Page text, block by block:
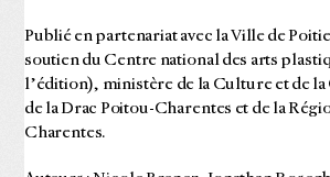
Publié en partenariat avec la Ville de
soutien du Centre national des arts
l’édition), ministère de la Culture et de
de la Drac Poitou-Charentes et de la
Charentes.